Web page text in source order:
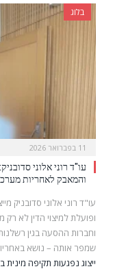
בלוג
11 בפברואר 2026
עו"ד רוני אלוני
והמאבק לאחריות
עו"ד רוני אלוני סדובניק
ופועלת למיצוי הדין לא
וחברות ההסעה בגין
שמפר אותה – נושא
ייצוג נפגעות תקיפה